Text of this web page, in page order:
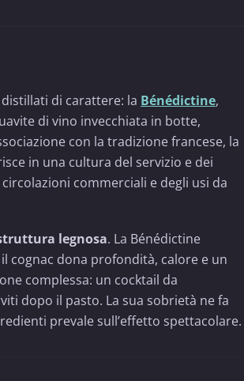
di carattere: la Bénédictine,
di vino invecchiata in botte,
con la tradizione francese, la
in una cultura del servizio e dei
commerciali e degli usi da
legnosa. La Bénédictine
cognac dona profondità, calore e un
complessa: un cocktail da
dopo il pasto. La sua sobrietà ne fa
prevale sull’effetto spettacolare.